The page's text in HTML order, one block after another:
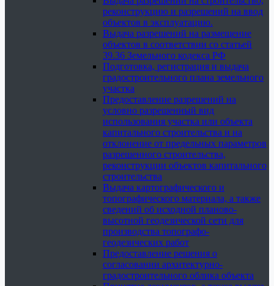
реконструкцию и разрешений на ввод
объектов в эксплуатацию.
Выдача разрешений на размещение
объектов в соответствии со статьей
39.36 Земельного кодекса РФ
Подготовка, регистрация и выдача
градостроительного плана земельного
участка
Предоставление разрешений на
условно разрешенный вид
использования участка или объекта
капитального строительства и на
отклонение от предельных параметров
разрешенного строительства,
реконструкции объектов капитального
строительства
Выдача картографического и
топографического материала, а также
сведений об исходной планово-
высотной геодезической сети для
производства топографо-
геодезических работ
Предоставление решения о
согласовании архитектурно-
градостроительного облика объекта